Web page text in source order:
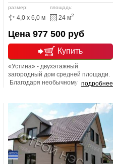
размер:
4,0 x 6,0 м
площадь:
24 м2
Купить
Цена 977 500 руб
подробнее
«Устина» - двухэтажный
загородный дом средней площади.
Благодаря необычному и очень
внимание. Впрочем, дело не только
в красоте: хорошо продуманная
планировка, качественное
утепление и добротная отделка - в
«Устине» хорошо абсолютно все!